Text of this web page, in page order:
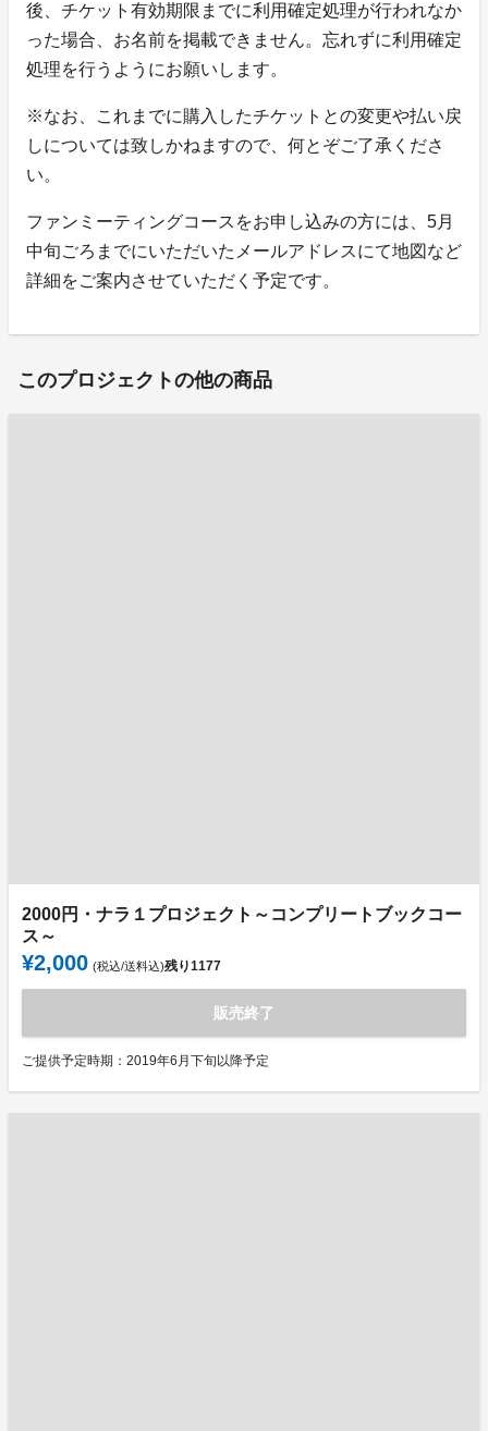
後、チケット有効期限までに利用確定処理が行われなか
った場合、お名前を掲載できません。忘れずに利用確定
処理を行うようにお願いします。
※なお、これまでに購入したチケットとの変更や払い戻
しについては致しかねますので、何とぞご了承くださ
い。
ファンミーティングコースをお申し込みの方には、5月
中旬ごろまでにいただいたメールアドレスにて地図など
詳細をご案内させていただく予定です。
このプロジェクトの他の商品
2000円・ナラ１プロジェクト～コンプリートブックコー
ス～
¥2,000 (税込/送料込)残り1177
販売終了
ご提供予定時期：2019年6月下旬以降予定